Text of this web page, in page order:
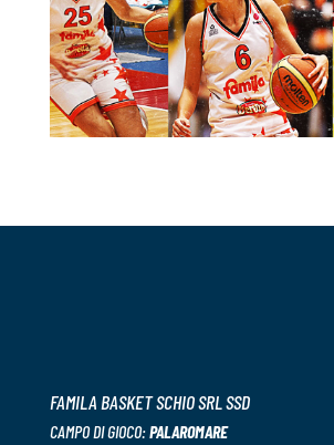
FAMILA BASKET SCHIO SRL SSD
CAMPO DI GIOCO:PALAROMARE